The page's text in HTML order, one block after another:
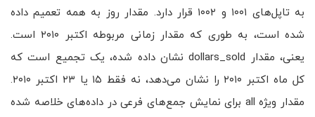
به تاپل‌های ۱۰۰۱ و ۱۰۰۲ قرار دارد. مقدار روز به همه تعمیم داده
شده است، به طوری که مقدار زمانی مربوطه اکتبر ۲۰۱۰ است.
یعنی، مقدار dollars_sold نشان داده شده، یک تجمیع است که
کل ماه اکتبر ۲۰۱۰ را نشان می‌دهد، نه فقط ۱۵ یا ۲۳ اکتبر ۲۰۱۰.
مقدار ویژه all برای نمایش جمع‌های فرعی در داده‌های خلاصه شده